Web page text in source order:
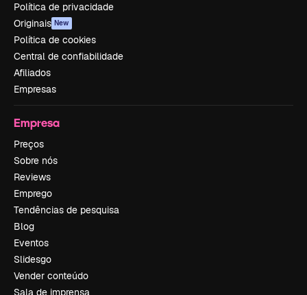
Política de privacidade
Originais New
Política de cookies
Central de confiabilidade
Afiliados
Empresas
Empresa
Preços
Sobre nós
Reviews
Emprego
Tendências de pesquisa
Blog
Eventos
Slidesgo
Vender conteúdo
Sala de imprensa